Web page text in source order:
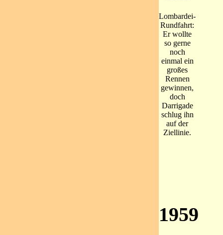
Lombardei-
Rundfahrt:
Er wollte
so gerne
noch
einmal ein
großes
Rennen
gewinnen,
doch
Darrigade
schlug ihn
auf der
Ziellinie.
1959